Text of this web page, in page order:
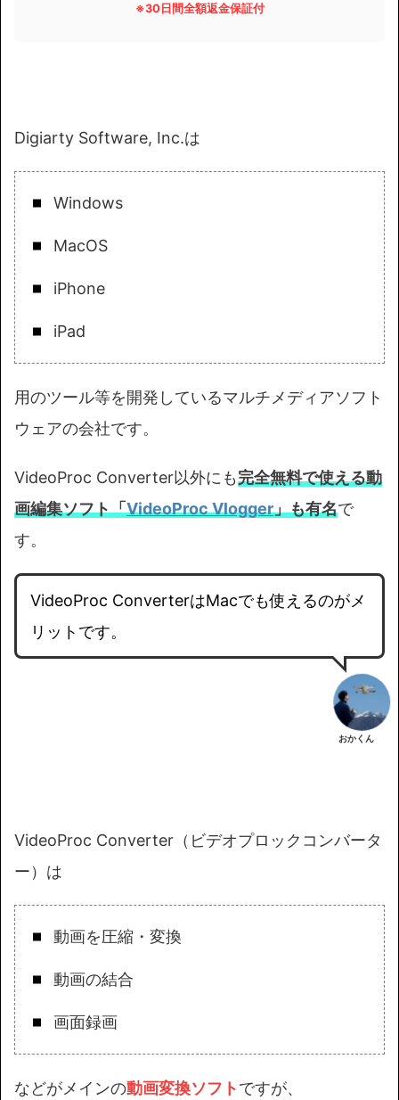
※30日間全額返金保証付
Digiarty Software, Inc.は
Windows
MacOS
iPhone
iPad
用のツール等を開発しているマルチメディアソフト
ウェアの会社です。
VideoProc Converter以外にも完全無料で使える動
画編集ソフト「VideoProc Vlogger」も有名で
す。
VideoProc ConverterはMacでも使えるのがメ
リットです。
おかくん
VideoProc Converter（ビデオプロックコンバータ
ー）は
動画を圧縮・変換
動画の結合
画面録画
などがメインの動画変換ソフトですが、